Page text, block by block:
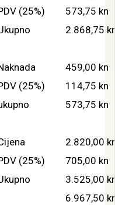
(25%)
573,75 kn
2.868,75
459,00 kn
(25%)
114,75 kn
573,75 kn
2.820,00
(25%)
705,00 kn
3.525,00
6.967,50